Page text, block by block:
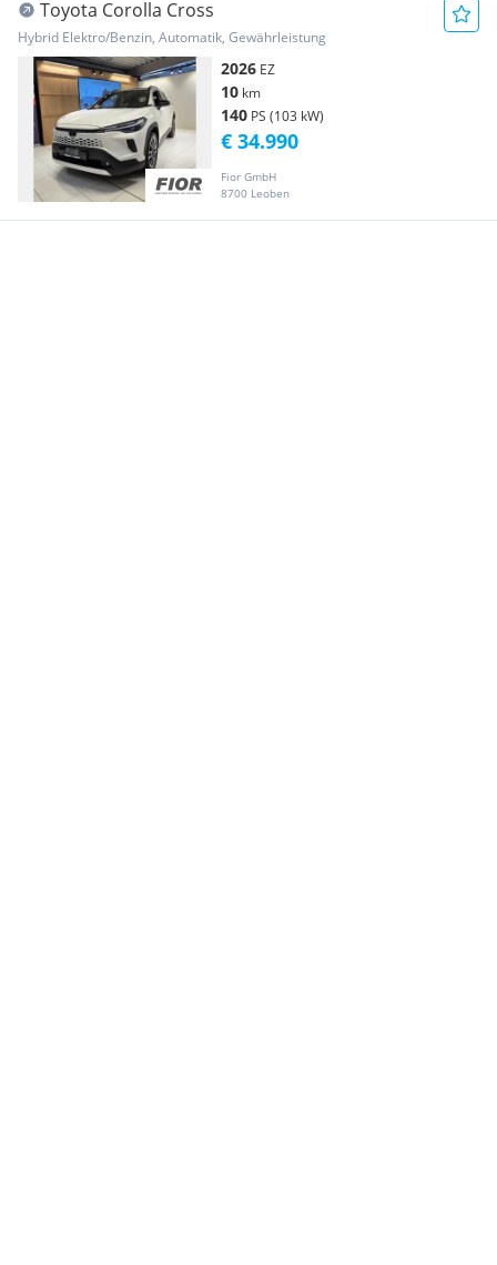
Toyota Corolla Cross
Hybrid Elektro/Benzin, Automatik, Gewährleistung
2026 EZ
10 km
140 PS (103 kW)
Fior GmbH
8700 Leoben
€ 34.990